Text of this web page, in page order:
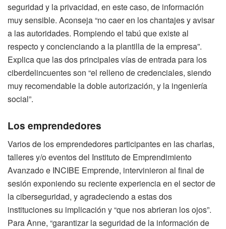
seguridad y la privacidad, en este caso, de información
muy sensible. Aconseja “no caer en los chantajes y avisar
a las autoridades. Rompiendo el tabú que existe al
respecto y concienciando a la plantilla de la empresa”.
Explica que las dos principales vías de entrada para los
ciberdelincuentes son “el relleno de credenciales, siendo
muy recomendable la doble autorización, y la ingeniería
social”.
Los emprendedores
Varios de los emprendedores participantes en las charlas,
talleres y/o eventos del Instituto de Emprendimiento
Avanzado e INCIBE Emprende, intervinieron al final de
sesión exponiendo su reciente experiencia en el sector de
la ciberseguridad, y agradeciendo a estas dos
instituciones su implicación y “que nos abrieran los ojos”.
Para Anne, “garantizar la seguridad de la información de